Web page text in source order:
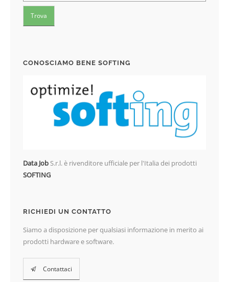
CONOSCIAMO BENE SOFTING
Data JobS.r.l. è rivenditore ufficiale per l'Italia dei prodotti
SOFTING
RICHIEDI UN CONTATTO
Siamo a disposizione per qualsiasi informazione in merito ai
prodotti hardware e software.
Contattaci